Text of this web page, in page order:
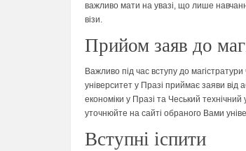
важливо мати на увазі, що лише
візи.
Прийом заяв до
Важливо під час вступу до
університет у Празі приймає заяви від
економіки у Празі та Чеський
уточнюйте на сайті обраного Вами
Вступні іспити